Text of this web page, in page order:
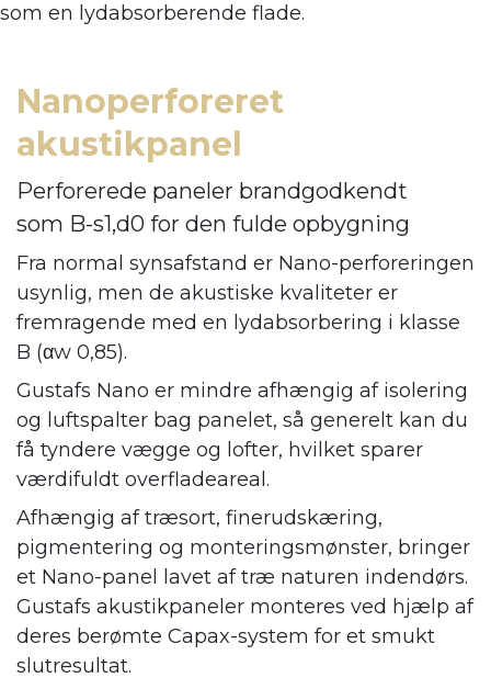
som en lydabsorberende flade.
Nanoperforeret
akustikpanel
Perforerede paneler brandgodkendt
som B-s1,d0 for den fulde opbygning
Fra normal synsafstand er Nano-perforeringen
usynlig, men de akustiske kvaliteter er
fremragende med en lydabsorbering i klasse
B (αw 0,85).
Gustafs Nano er mindre afhængig af isolering
og luftspalter bag panelet, så generelt kan du
få tyndere vægge og lofter, hvilket sparer
værdifuldt overfladeareal.
Afhængig af træsort, finerudskæring,
pigmentering og monteringsmønster, bringer
et Nano-panel lavet af træ naturen indendørs.
Gustafs akustikpaneler monteres ved hjælp af
deres berømte Capax-system for et smukt
slutresultat.